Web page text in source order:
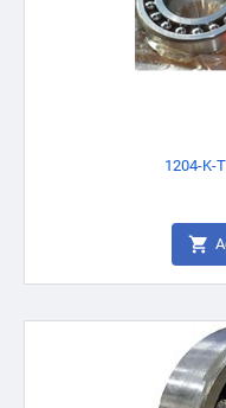
1204-K-
